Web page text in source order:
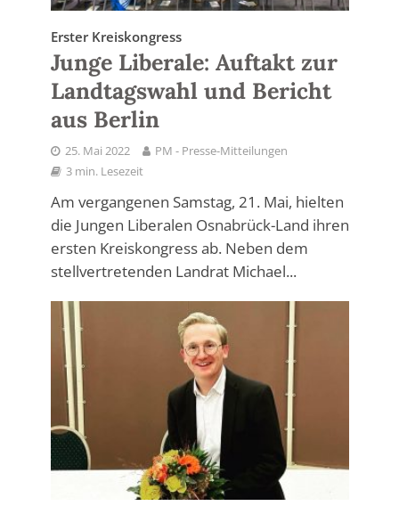
Erster Kreiskongress
Junge Liberale: Auftakt zur
Landtagswahl und Bericht
aus Berlin
25. Mai 2022
PM - Presse-Mitteilungen
3 min. Lesezeit
Am vergangenen Samstag, 21. Mai, hielten
die Jungen Liberalen Osnabrück-Land ihren
ersten Kreiskongress ab. Neben dem
stellvertretenden Landrat Michael...